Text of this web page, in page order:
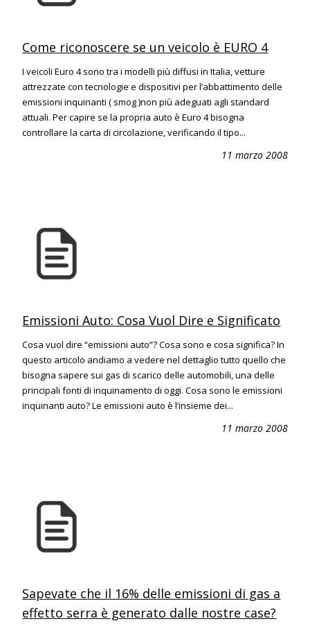
Come riconoscere se un veicolo è EURO 4
I veicoli Euro 4 sono tra i modelli più diffusi in Italia, vetture
attrezzate con tecnologie e dispositivi per l’abbattimento delle
emissioni inquinanti ( smog )non più adeguati agli standard
attuali. Per capire se la propria auto è Euro 4 bisogna
controllare la carta di circolazione, verificando il tipo...
11 marzo 2008
Emissioni Auto: Cosa Vuol Dire e Significato
Cosa vuol dire “emissioni auto”? Cosa sono e cosa significa? In
questo articolo andiamo a vedere nel dettaglio tutto quello che
bisogna sapere sui gas di scarico delle automobili, una delle
principali fonti di inquinamento di oggi. Cosa sono le emissioni
inquinanti auto? Le emissioni auto è l’insieme dei...
11 marzo 2008
Sapevate che il 16% delle emissioni di gas a
effetto serra è generato dalle nostre case?